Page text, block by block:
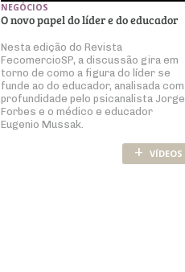
NEGÓCIOS
O novo papel do líder e do educador
Nesta edição do Revista
FecomercioSP, a discussão gira em
torno de como a figura do líder se
funde ao do educador, analisada com
profundidade pelo psicanalista Jorge
Forbes e o médico e educador
Eugenio Mussak.
+ VÍDEOS